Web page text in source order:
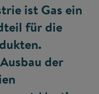
ist Gas ein
für die
der